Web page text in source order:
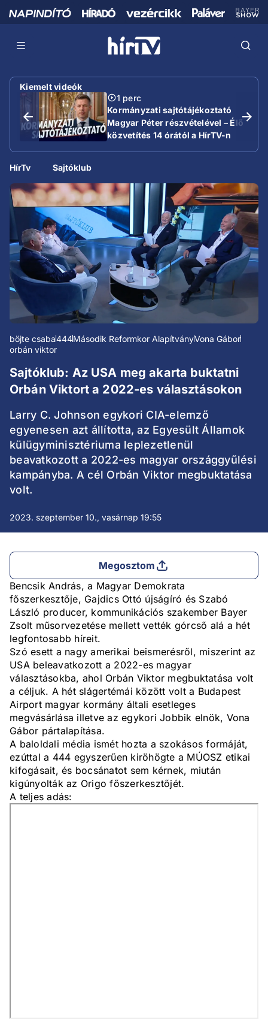
Kiemelt videók
1 perc
Kormányzati sajtótájékoztató
Magyar Péter részvételével – Élő
közvetítés 14 órától a HírTV-n
HírTv Sajtóklub
böjte csaba444Második Reformkor AlapítványVona Gábor
orbán viktor
Sajtóklub: Az USA meg akarta buktatni
Orbán Viktort a 2022-es választásokon
Larry C. Johnson egykori CIA-elemző
egyenesen azt állította, az Egyesült Államok
külügyminisztériuma leplezetlenül
beavatkozott a 2022-es magyar országgyűlési
kampányba. A cél Orbán Viktor megbuktatása
volt.
2023. szeptember 10., vasárnap 19:55
Megosztom
Bencsik András, a Magyar Demokrata
főszerkesztője, Gajdics Ottó újságíró és Szabó
László producer, kommunikációs szakember Bayer
Zsolt műsorvezetése mellett vették górcső alá a hét
legfontosabb híreit.
Szó esett a nagy amerikai beismerésről, miszerint az
USA beleavatkozott a 2022-es magyar
választásokba, ahol Orbán Viktor megbuktatása volt
a céljuk. A hét slágertémái között volt a Budapest
Airport magyar kormány általi esetleges
megvásárlása illetve az egykori Jobbik elnök, Vona
Gábor pártalapítása.
A baloldali média ismét hozta a szokásos formáját,
ezúttal a 444 egyszerűen kiröhögte a MÚOSZ etikai
kifogásait, és bocsánatot sem kérnek, miután
kigúnyolták az Origo főszerkesztőjét.
A teljes adás: